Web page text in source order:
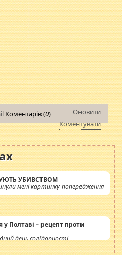
Коментарів (0)
Оновити
Коментувати
УБИВСТВОМ
мені картинку-попередження
у Полтаві – рецепт проти
день солідарності